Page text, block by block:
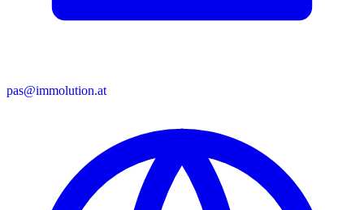
pas@immolution.at